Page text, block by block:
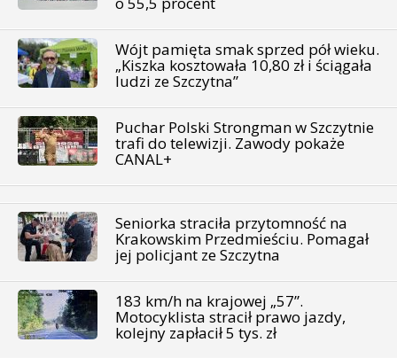
Wójt pamięta smak sprzed pół wieku.
„Kiszka kosztowała 10,80 zł i ściągała
ludzi ze Szczytna”
Puchar Polski Strongman w Szczytnie
trafi do telewizji. Zawody pokaże
CANAL+
Seniorka straciła przytomność na
Krakowskim Przedmieściu. Pomagał
jej policjant ze Szczytna
183 km/h na krajowej „57”.
Motocyklista stracił prawo jazdy,
kolejny zapłacił 5 tys. zł